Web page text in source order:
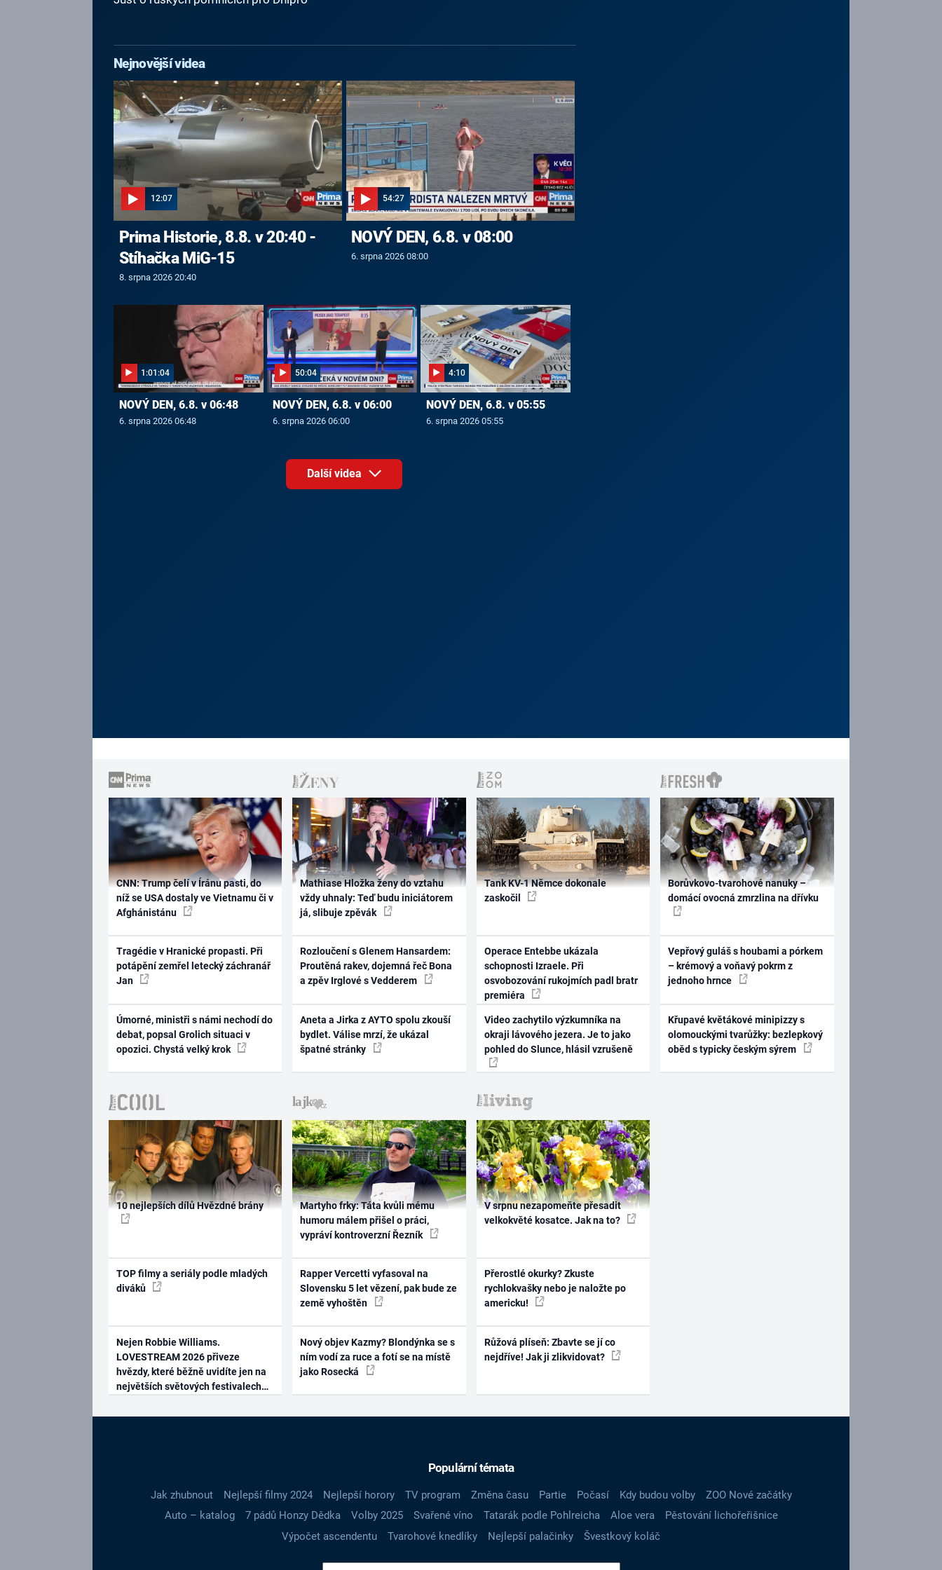
Nejnovější videa
12:07
Prima Historie, 8.8. v 20:40 -
Stíhačka MiG-15
8. srpna 2026 20:40
54:27
NOVÝ DEN, 6.8. v 08:00
6. srpna 2026 08:00
1:01:04
NOVÝ DEN, 6.8. v 06:48
6. srpna 2026 06:48
50:04
NOVÝ DEN, 6.8. v 06:00
6. srpna 2026 06:00
4:10
NOVÝ DEN, 6.8. v 05:55
6. srpna 2026 05:55
Další videa
CNN: Trump čelí v Íránu pasti, do
níž se USA dostaly ve Vietnamu či v
Afghánistánu
Tragédie v Hranické propasti. Při
potápění zemřel letecký záchranář
Jan
Úmorné, ministři s námi nechodí do
debat, popsal Grolich situaci v
opozici. Chystá velký krok
Mathiase Hložka ženy do vztahu
vždy uhnaly: Teď budu iniciátorem
já, slibuje zpěvák
Rozloučení s Glenem Hansardem:
Proutěná rakev, dojemná řeč Bona
a zpěv Irglové s Vedderem
Aneta a Jirka z AYTO spolu zkouší
bydlet. Válise mrzí, že ukázal
špatné stránky
Tank KV-1 Němce dokonale
zaskočil
Operace Entebbe ukázala
schopnosti Izraele. Při
osvobozování rukojmích padl bratr
premiéra
Video zachytilo výzkumníka na
okraji lávového jezera. Je to jako
pohled do Slunce, hlásil vzrušeně
Borůvkovo-tvarohové nanuky –
domácí ovocná zmrzlina na dřívku
Vepřový guláš s houbami a pórkem
– krémový a voňavý pokrm z
jednoho hrnce
Křupavé květákové minipizzy s
olomouckými tvarůžky: bezlepkový
oběd s typicky českým sýrem
10 nejlepších dílů Hvězdné brány
TOP filmy a seriály podle mladých
diváků
Nejen Robbie Williams.
LOVESTREAM 2026 přiveze
hvězdy, které běžně uvidíte jen na
největších světových festivalech
Martyho frky: Táta kvůli mému
humoru málem přišel o práci,
vypráví kontroverzní Řezník
Rapper Vercetti vyfasoval na
Slovensku 5 let vězení, pak bude ze
země vyhoštěn
Nový objev Kazmy? Blondýnka se s
ním vodí za ruce a fotí se na místě
jako Rosecká
V srpnu nezapomeňte přesadit
velkokvěté kosatce. Jak na to?
Přerostlé okurky? Zkuste
rychlokvašky nebo je naložte po
americku!
Růžová plíseň: Zbavte se jí co
nejdříve! Jak ji zlikvidovat?
Populární témata
Jak zhubnout Nejlepší filmy 2024 Nejlepší horory TV program Změna času Partie Počasí Kdy budou volby
ZOO Nové začátky
Auto – katalog
7 pádů Honzy Dědka Volby 2025 Svařené víno Tatarák podle Pohlreicha Aloe vera
Pěstování lichořeřišnice
Výpočet ascendentu
Tvarohové knedlíky Nejlepší palačinky Švestkový koláč